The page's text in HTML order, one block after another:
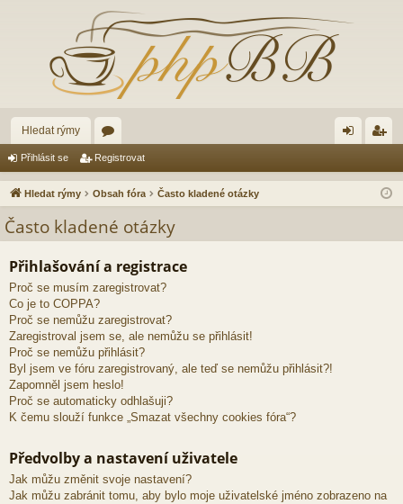
Hledat rýmy
ór
a lá
se
ist
va
Přihlásit se Registrovat
Hledat rýmy Obsah fóra Často kladené otázky
Často kladené otázky
Přihlašování a registrace
Proč se musím zaregistrovat?
Co je to COPPA?
Proč se nemůžu zaregistrovat?
Zaregistroval jsem se, ale nemůžu se přihlásit!
Proč se nemůžu přihlásit?
Byl jsem ve fóru zaregistrovaný, ale teď se nemůžu přihlásit?!
Zapomněl jsem heslo!
Proč se automaticky odhlašuji?
K čemu slouží funkce „Smazat všechny cookies fóra“?
Předvolby a nastavení uživatele
Jak můžu změnit svoje nastavení?
Jak můžu zabránit tomu, aby bylo moje uživatelské jméno zobrazeno na